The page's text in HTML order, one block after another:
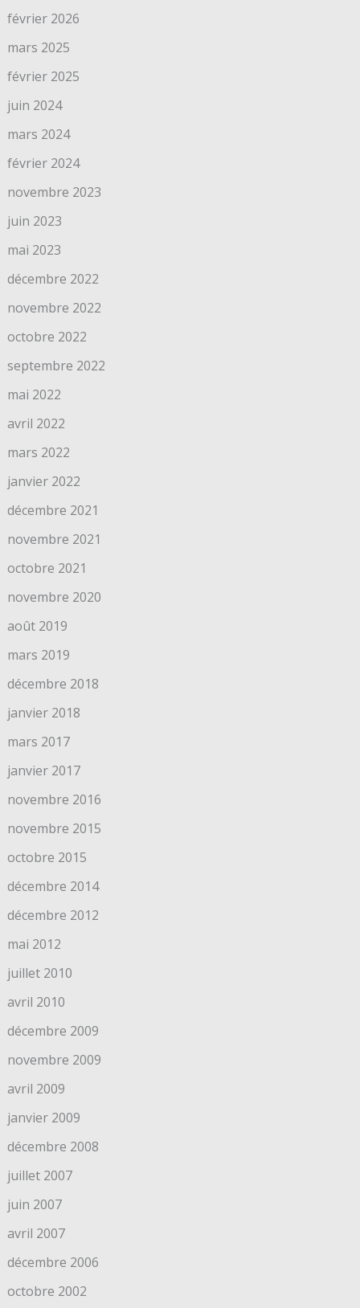
février 2026
mars 2025
février 2025
juin 2024
mars 2024
février 2024
novembre 2023
juin 2023
mai 2023
décembre 2022
novembre 2022
octobre 2022
septembre 2022
mai 2022
avril 2022
mars 2022
janvier 2022
décembre 2021
novembre 2021
octobre 2021
novembre 2020
août 2019
mars 2019
décembre 2018
janvier 2018
mars 2017
janvier 2017
novembre 2016
novembre 2015
octobre 2015
décembre 2014
décembre 2012
mai 2012
juillet 2010
avril 2010
décembre 2009
novembre 2009
avril 2009
janvier 2009
décembre 2008
juillet 2007
juin 2007
avril 2007
décembre 2006
octobre 2002